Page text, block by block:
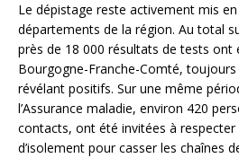
Le dépistage reste activement mis
départements de la région. Au total
près de 18 000 résultats de tests ont
Bourgogne-Franche-Comté, toujours
révélant positifs. Sur une même
l’Assurance maladie, environ 420
contacts, ont été invitées à respecter
d’isolement pour casser les chaînes